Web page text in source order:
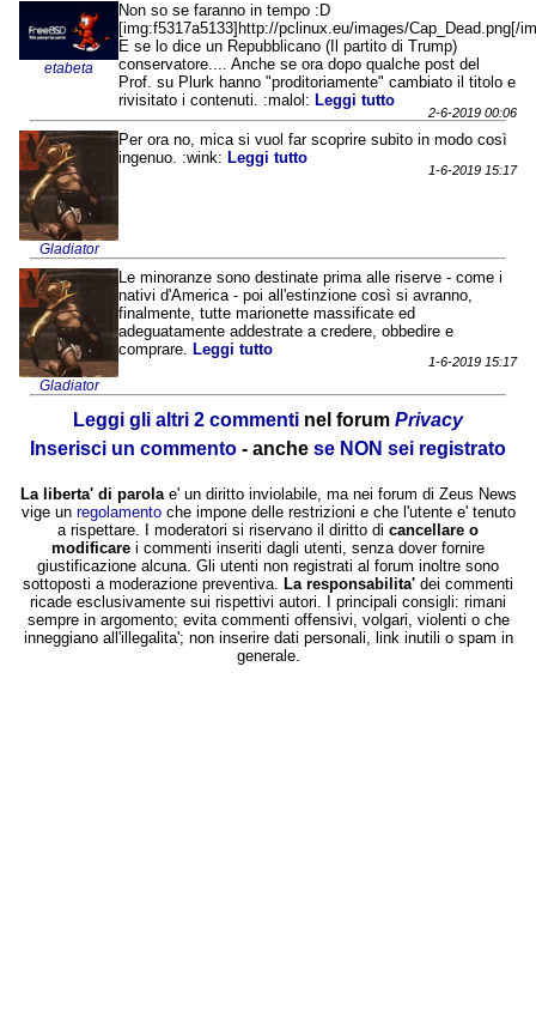
etabeta
Non so se faranno in tempo :D
[img:f5317a5133]http://pclinux.eu/images/Cap_Dead.png[/
E se lo dice un Repubblicano (Il partito di Trump)
conservatore.... Anche se ora dopo qualche post del
Prof. su Plurk hanno "proditoriamente" cambiato il titolo e
rivisitato i contenuti. :malol: Leggi tutto
2-6-2019 00:06
Gladiator
Per ora no, mica si vuol far scoprire subito in modo così
ingenuo. :wink: Leggi tutto
1-6-2019 15:17
Gladiator
Le minoranze sono destinate prima alle riserve - come i
nativi d'America - poi all'estinzione così si avranno,
finalmente, tutte marionette massificate ed
adeguatamente addestrate a credere, obbedire e
comprare.Leggi tutto
1-6-2019 15:17
Leggi gli altri 2 commenti nel forum Privacy
Inserisci un commento - anche se NON sei registrato
La liberta' di parolae' un diritto inviolabile, ma nei forum di Zeus News
vige un regolamentoche impone delle restrizioni e che l'utente e' tenuto
a rispettare. I moderatori si riservano il diritto di cancellare o
modificare i commenti inseriti dagli utenti, senza dover fornire
giustificazione alcuna. Gli utenti non registrati al forum inoltre sono
sottoposti a moderazione preventiva. La responsabilita' dei commenti
ricade esclusivamente sui rispettivi autori. I principali consigli: rimani
sempre in argomento; evita commenti offensivi, volgari, violenti o che
inneggiano all'illegalita'; non inserire dati personali, link inutili o spam in
generale.